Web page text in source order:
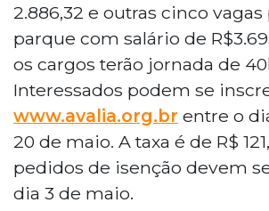
2.886,32 e outras cinco
parque com salário de
os cargos terão jornada de
Interessados podem se
www.avalia.org.br entre o
20 de maio. A taxa é de R$
pedidos de isenção devem
dia 3 de maio.